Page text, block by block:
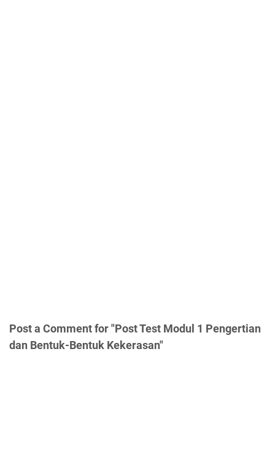
Post a Comment for "Post Test Modul 1 Pengertian
dan Bentuk-Bentuk Kekerasan"